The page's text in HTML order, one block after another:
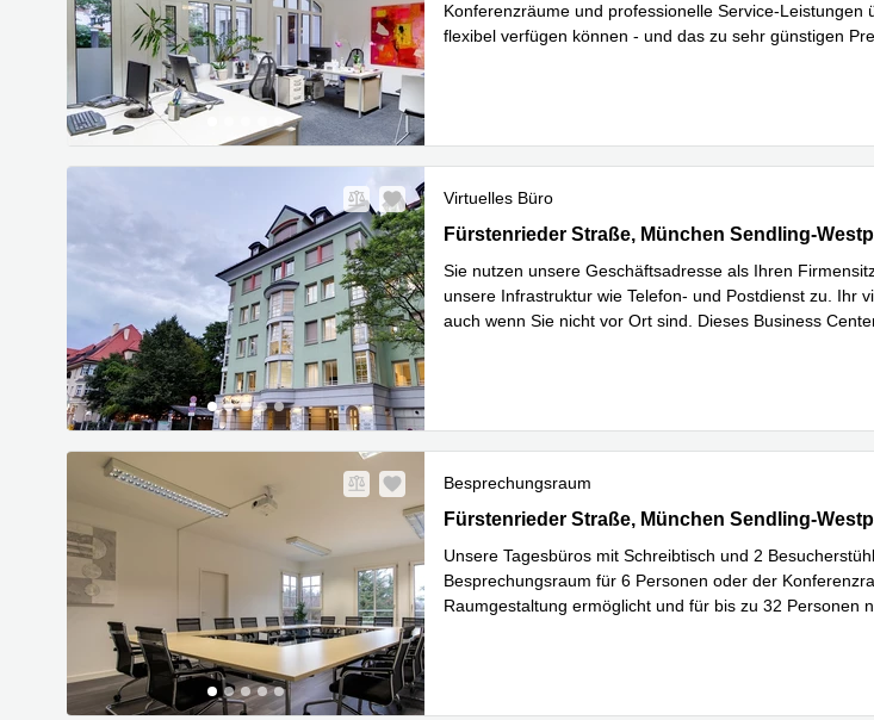
Konferenzräume und professionelle Service-Leistungen
flexibel verfügen können - und das zu sehr günstigen
Virtuelles Büro
Fürstenrieder Strasse 279a, München Sendling-
Fürstenrieder Straße, München Sendling-
Sie nutzen unsere Geschäftsadresse als Ihren
unsere Infrastruktur wie Telefon- und Postdienst zu. Ihr
auch wenn Sie nicht vor Ort sind. Dieses Business
Besprechungsraum
Fürstenrieder Strasse 279a, München Sendling-
Fürstenrieder Straße, München Sendling-
Unsere Tagesbüros mit Schreibtisch und 2
Besprechungsraum für 6 Personen oder der
Raumgestaltung ermöglicht und für bis zu 32 Personen